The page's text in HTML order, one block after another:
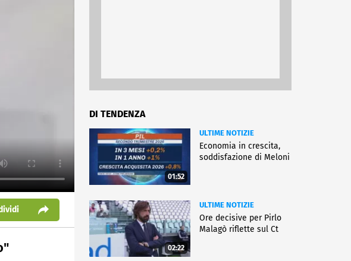
DI TENDENZA
01:52
ULTIME NOTIZIE
Economia in crescita,
soddisfazione di Meloni
02:22
ULTIME NOTIZIE
Ore decisive per Pirlo
Malagò riflette sul Ct